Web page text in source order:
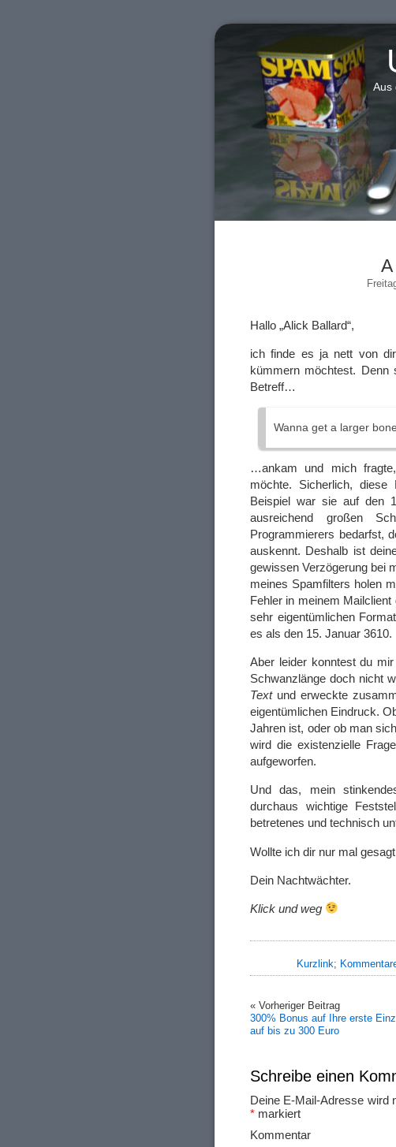
Aus
Hallo „Alick Ballard“,
ich finde es ja nett von
kümmern möchtest. Denn
Betreff…
Wanna get a larger
…ankam und mich
möchte. Sicherlich,
Beispiel war sie auf den
ausreichend großen
Programmierers bedarfst,
auskennt. Deshalb ist
gewissen Verzögerung bei
meines Spamfilters holen
Fehler in meinem
sehr eigentümlichen
es als den 15. Januar 3610.
Aber leider konntest du
Schwanzlänge doch nicht
Textund erweckte
eigentümlichen Eindruck.
Jahren ist, oder ob man
wird die existenzielle
aufgeworfen.
Und das, mein
durchaus wichtige
betretenes und technisch
Wollte ich dir nur mal
Dein Nachtwächter.
Klick und weg
Kurzlink;
« Vorheriger Beitrag
300% Bonus auf Ihre erste
auf bis zu 300 Euro
Schreibe einen
Deine E-Mail-Adresse wird
* markiert